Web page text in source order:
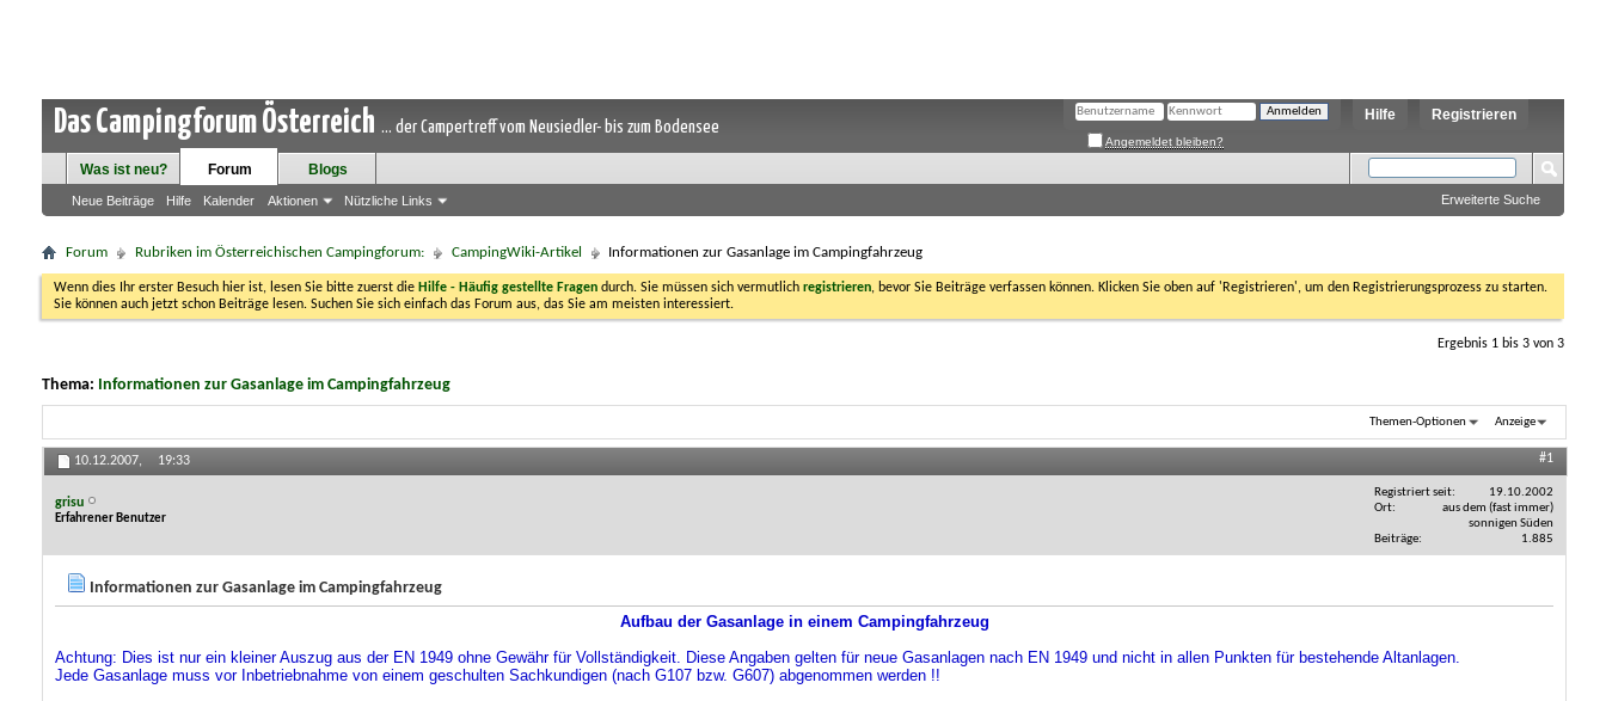
Das Campingforum Österreich ... der Campertreff vom Neusiedler- bis zum Bodensee
Registrieren
Hilfe
Angemeldet bleiben?
Was ist neu? Forum
Neue Beiträge Hilfe Kalender Aktionen Nützliche Links
Blogs
Erweiterte Suche
Forum Rubriken im Österreichischen Campingforum: CampingWiki-Artikel Informationen zur Gasanlage im Campingfahrzeug
Wenn dies Ihr erster Besuch hier ist, lesen Sie bitte zuerst die Hilfe - Häufig gestellte Fragen durch. Sie müssen sich vermutlich registrieren, bevor Sie Beiträge verfassen können. Klicken Sie oben auf 'Registrieren', um den Registrierungsprozess zu starten.
Sie können auch jetzt schon Beiträge lesen. Suchen Sie sich einfach das Forum aus, das Sie am meisten interessiert.
Ergebnis 1 bis 3 von 3
Thema: Informationen zur Gasanlage im Campingfahrzeug
Themen-Optionen Anzeige
10.12.2007, 19:33 #1
grisu
Erfahrener Benutzer
Registriert seit
19.10.2002
Ort
aus dem (fast immer)
sonnigen Süden
Beiträge
1.885
Informationen zur Gasanlage im Campingfahrzeug
Aufbau der Gasanlage in einem Campingfahrzeug
Achtung: Dies ist nur ein kleiner Auszug aus der EN 1949 ohne Gewähr für Vollständigkeit. Diese Angaben gelten für neue Gasanlagen nach EN 1949 und nicht in allen Punkten für bestehende Altanlagen.
Jede Gasanlage muss vor Inbetriebnahme von einem geschulten Sachkundigen (nach G107 bzw. G607) abgenommen werden !!